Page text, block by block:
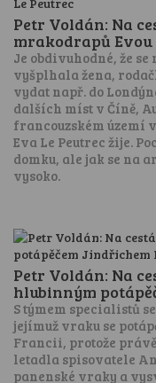
Petr Voldán: Na
mrakodrapů Evou
Je obdivuhodné, že
vyšplhala žena,
vydat např. do
dalších míst v Číně,
francouzském území
Eva Le Peutrec žije.
domku, ale jak se na
vysoko.
Petr Voldán: Na
hlubinným
S týmem specialistů
jejímuž vraku se
Francii, protože
letadla spisovatele
panenské vraky a